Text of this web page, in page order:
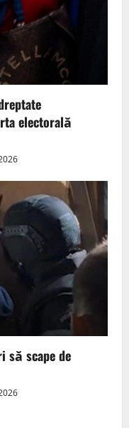
electorală
să scape de